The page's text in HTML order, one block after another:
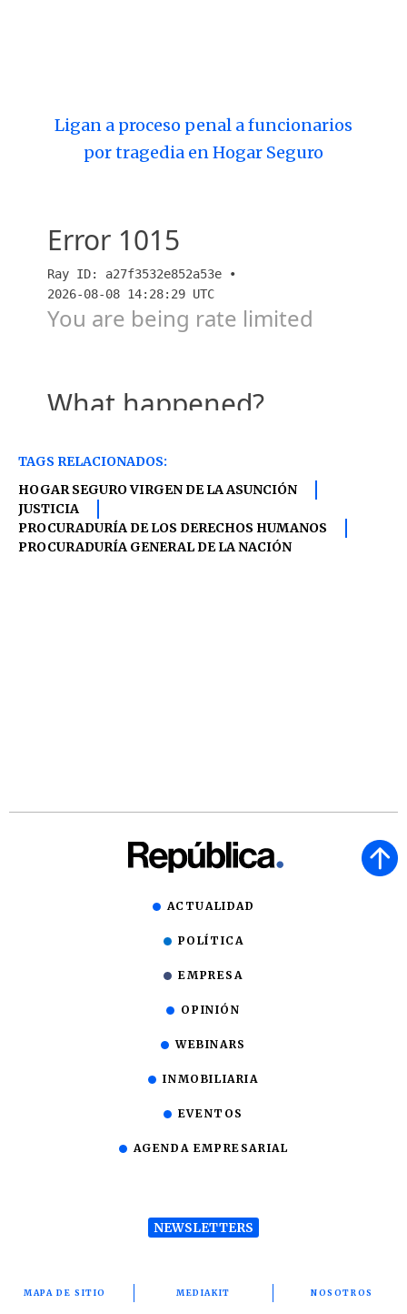
Ligan a proceso penal a funcionarios
por tragedia en Hogar Seguro
TAGS RELACIONADOS:
HOGAR SEGURO VIRGEN DE LA ASUNCIÓN
JUSTICIA
PROCURADURÍA DE LOS DERECHOS HUMANOS
PROCURADURÍA GENERAL DE LA NACIÓN
ACTUALIDAD
POLÍTICA
EMPRESA
OPINIÓN
WEBINARS
INMOBILIARIA
EVENTOS
AGENDA EMPRESARIAL
NEWSLETTERS
MAPA DE SITIO MEDIAKIT NOSOTROS